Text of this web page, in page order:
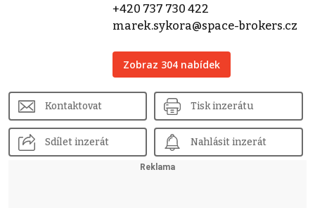
+420 737 730 422
marek.sykora@space-brokers.cz
Zobraz 304 nabídek
Kontaktovat Tisk inzerátu
Sdílet inzerát Nahlásit inzerát